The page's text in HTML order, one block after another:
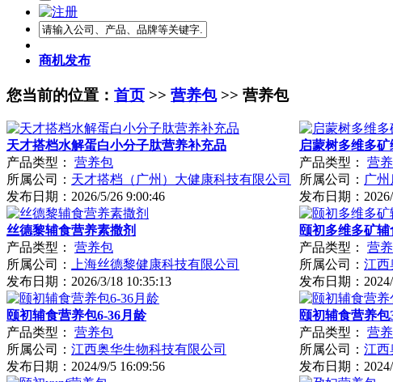
商机发布
您当前的位置： 首页 >> 营养包>> 营养包
天才搭档水解蛋白小分子肽营养补充品
产品类型：
营养包
所属公司： 天才搭档（广州）大健康科技有限公司
发布日期： 2026/5/26 9:00:46
启蒙树多维多
产品类型：
营
所属公司： 广州
发布日期：
丝德黎辅食营养素撒剂
产品类型：
营养包
所属公司： 上海丝德黎健康科技有限公司
发布日期： 2026/3/18 10:35:13
颐初多维多矿
产品类型：
营
所属公司： 江西
发布日期：
颐初辅食营养包6-36月龄
产品类型：
营养包
所属公司： 江西奥华生物科技有限公司
发布日期： 2024/9/5 16:09:56
颐初辅食营养包
产品类型：
营
所属公司： 江西
发布日期：